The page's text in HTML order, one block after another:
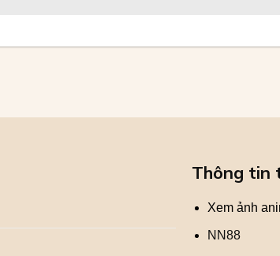
Thông tin
Xem ảnh
NN88